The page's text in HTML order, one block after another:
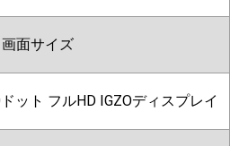
画面サイズ
ット フルHD IGZOディスプレイ